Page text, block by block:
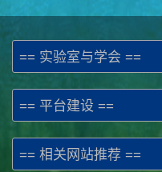
== 实验室与学会 ==
== 平台建设 ==
== 相关网站推荐 ==